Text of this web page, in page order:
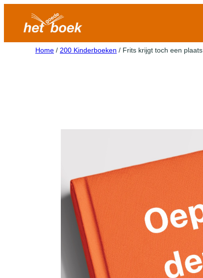
Home / 200 Kinderboeken / Frits krijgt toch een plaats